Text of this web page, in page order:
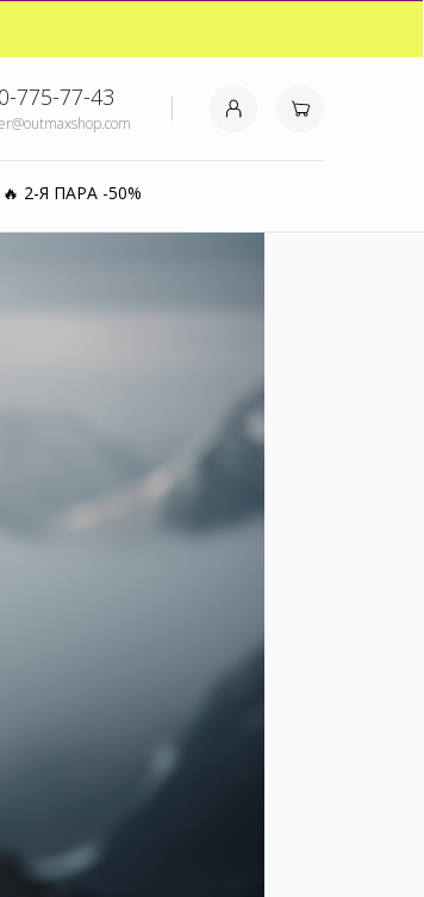
775-77-43
🔥 2-Я ПАРА -50%